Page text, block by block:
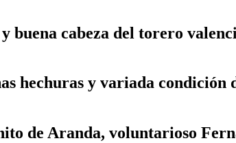
buena cabeza del torero
hechuras y variada condición
de Aranda, voluntarioso